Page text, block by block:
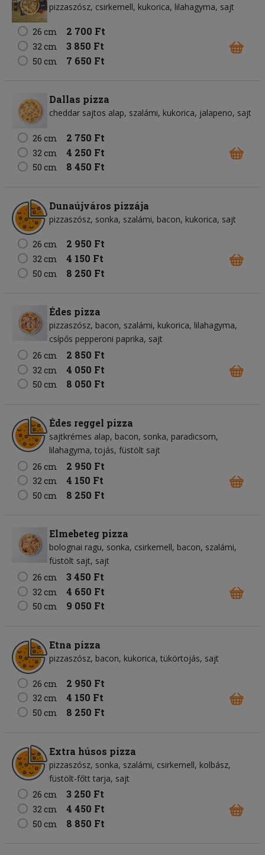
pizzaszósz csirkemell kukorica lilahagyma sajt
26 cm 2 700 Ft
32 cm 3 850 Ft
50 cm 7 650 Ft
Dallas pizza
cheddar sajtos alap szalámi kukorica jalapeno sajt
26 cm 2 750 Ft
32 cm 4 250 Ft
50 cm 8 450 Ft
Dunaújváros pizzája
pizzaszósz sonka szalámi bacon kukorica sajt
26 cm 2 950 Ft
32 cm 4 150 Ft
50 cm 8 250 Ft
Édes pizza
pizzaszósz bacon szalámi kukorica lilahagyma
csípős pepperoni paprika sajt
26 cm
2 850 Ft
32 cm 4 050 Ft
50 cm 8 050 Ft
Édes reggel pizza
sajtkrémes alap bacon sonka paradicsom
lilahagyma tojás füstölt sajt
26 cm
2 950 Ft
32 cm 4 150 Ft
50 cm 8 250 Ft
Elmebeteg pizza
bolognai ragu sonka csirkemell bacon szalámi
füstölt sajt sajt
26 cm
3 450 Ft
32 cm 4 650 Ft
50 cm 9 050 Ft
Etna pizza
pizzaszósz bacon kukorica tükörtojás sajt
26 cm 2 950 Ft
32 cm 4 150 Ft
50 cm 8 250 Ft
Extra húsos pizza
pizzaszósz sonka szalámi csirkemell kolbász
füstölt-főtt tarja sajt
26 cm
3 250 Ft
32 cm 4 450 Ft
50 cm 8 850 Ft